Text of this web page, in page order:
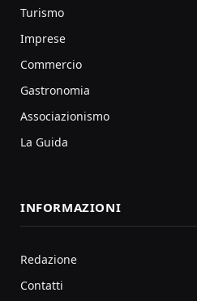
Turismo
Imprese
Commercio
Gastronomia
Associazionismo
La Guida
INFORMAZIONI
Redazione
Contatti